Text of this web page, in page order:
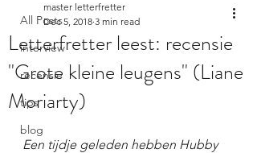
All Posts
interview
recensie
tips
blog
Letterfretter leest: recensie
"Grote kleine leugens" (Liane
Moriarty)
master letterfretter
Dec 5, 2018 3 min read
Een tijdje geleden hebben Hubby